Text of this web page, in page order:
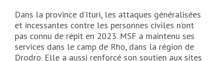
Dans la province d’Ituri, les attaques généralisées
et incessantes contre les personnes civiles n’ont
pas connu de répit en 2023. MSF a maintenu ses
services dans le camp de Rho, dans la région de
Drodro. Elle a aussi renforcé son soutien aux sites